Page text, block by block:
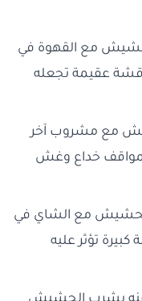
مع القهوة في
عقيمة تجعله
مع مشروب آخر
لمواقف خداع وغش
الحشيش مع الشاي في
تؤثر عليه